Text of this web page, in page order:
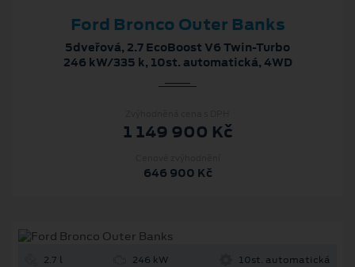
Ford Bronco Outer Banks
5dveřová, 2.7 EcoBoost V6 Twin-Turbo
246 kW/335 k, 10st. automatická, 4WD
1 149 900 Kč
646 900 Kč
2.7 l 246 kW 10st. automatická